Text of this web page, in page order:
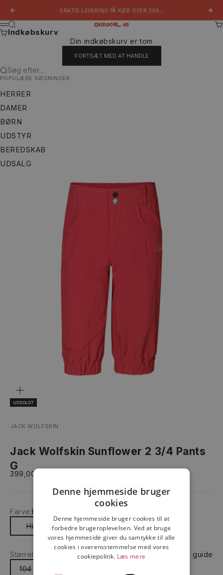
Forrige
GRATIS LEVERING PÅ KØB OVER 299,-
Outdoor 45
Menu
Søg
Indkøbskurv
Din indkøbskurv er tom
FORTSÆT MED AT HANDLE
Søg efter...
POPULÆRE SØGNINGER
HERRER
DAMER
BØRN
UDSTYR
BEREDSKAB
UDSALG
UDSOLGT
JACK WOLFSKIN
Jack Wolfskin Sunflower 2 3/4 Pants
G
Salgspris
399,00 kr
Farve:Hibiscus red
Hibiscus red
Størrelse: STØRRELSESOVERSIGT
Size guide
104
Denne hjemmeside bruger
cookies
Denne hjemmeside bruger cookies til at
forbedre brugeroplevelsen. Ved at bruge
vores hjemmeside giver du samtykke til alle
cookies i overensstemmelse med vores
cookiepolitik. Læs mere